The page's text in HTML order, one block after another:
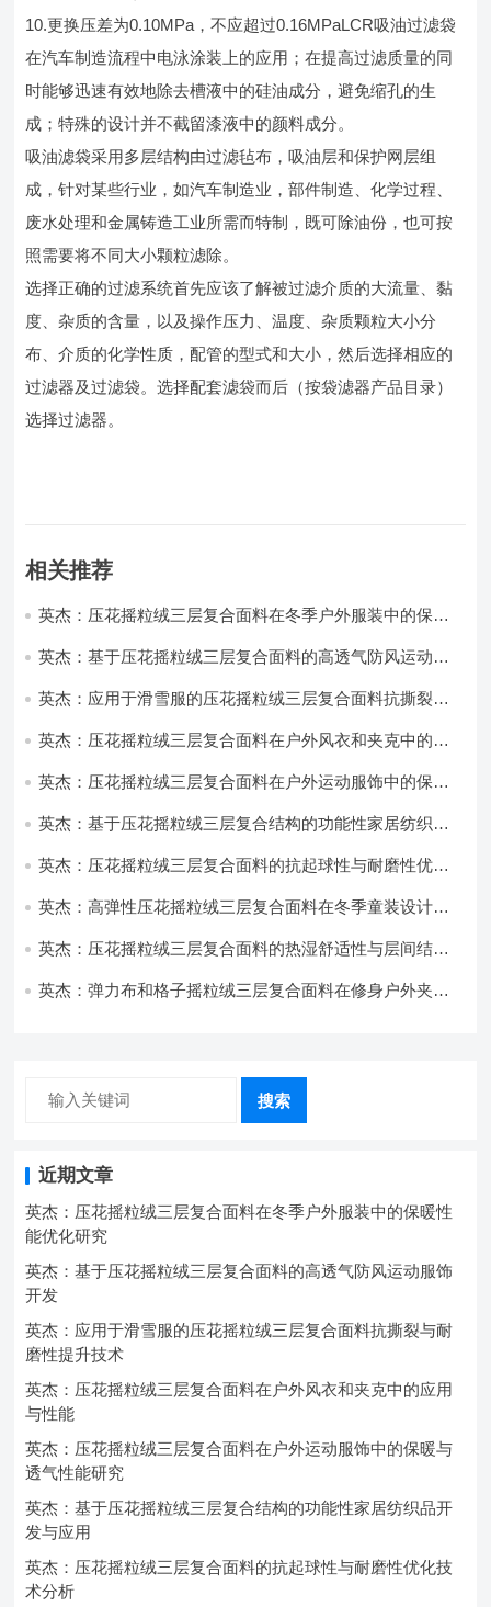
10.更换压差为0.10MPa，不应超过0.16MPaLCR吸油过滤袋
在汽车制造流程中电泳涂装上的应用；在提高过滤质量的同
时能够迅速有效地除去槽液中的硅油成分，避免缩孔的生
成；特殊的设计并不截留漆液中的颜料成分。
吸油滤袋采用多层结构由过滤毡布，吸油层和保护网层组
成，针对某些行业，如汽车制造业，部件制造、化学过程、
废水处理和金属铸造工业所需而特制，既可除油份，也可按
照需要将不同大小颗粒滤除。
选择正确的过滤系统首先应该了解被过滤介质的大流量、黏
度、杂质的含量，以及操作压力、温度、杂质颗粒大小分
布、介质的化学性质，配管的型式和大小，然后选择相应的
过滤器及过滤袋。选择配套滤袋而后（按袋滤器产品目录）
选择过滤器。
相关推荐
英杰：压花摇粒绒三层复合面料在冬季户外服装中的保暖
英杰：基于压花摇粒绒三层复合面料的高透气防风运动服
英杰：应用于滑雪服的压花摇粒绒三层复合面料抗撕裂与
英杰：压花摇粒绒三层复合面料在户外风衣和夹克中的应
英杰：压花摇粒绒三层复合面料在户外运动服饰中的保暖
英杰：基于压花摇粒绒三层复合结构的功能性家居纺织品
英杰：压花摇粒绒三层复合面料的抗起球性与耐磨性优化
英杰：高弹性压花摇粒绒三层复合面料在冬季童装设计中
英杰：压花摇粒绒三层复合面料的热湿舒适性与层间结合
英杰：弹力布和格子摇粒绒三层复合面料在修身户外夹克
搜索
近期文章
英杰：压花摇粒绒三层复合面料在冬季户外服装中的保暖性
能优化研究
英杰：基于压花摇粒绒三层复合面料的高透气防风运动服饰
开发
英杰：应用于滑雪服的压花摇粒绒三层复合面料抗撕裂与耐
磨性提升技术
英杰：压花摇粒绒三层复合面料在户外风衣和夹克中的应用
与性能
英杰：压花摇粒绒三层复合面料在户外运动服饰中的保暖与
透气性能研究
英杰：基于压花摇粒绒三层复合结构的功能性家居纺织品开
发与应用
英杰：压花摇粒绒三层复合面料的抗起球性与耐磨性优化技
术分析